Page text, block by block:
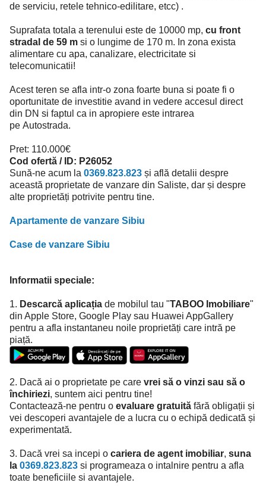
de serviciu, retele tehnico-edilitare, etcc) .
Suprafata totala a terenului este de 10000 mp, cu front
stradal de 59 m si o lungime de 170 m. In zona exista
alimentare cu apa, canalizare, electricitate si
telecomunicatii!
Acest teren se afla intr-o zona foarte buna si poate fi o
oportunitate de investitie avand in vedere accesul direct
din DN si faptul ca in apropiere este intrarea
pe Autostrada.
Pret: 110.000€
Cod ofertă / ID: P26052
Sună-ne acum la 0369.823.823 și află detalii despre
această proprietate de vanzare din Saliste, dar și despre
alte proprietăți potrivite pentru tine.
Apartamente de vanzare Sibiu
Case de vanzare Sibiu
Informatii speciale:
1. Descarcă aplicația de mobilul tau "TABOO Imobiliare"
din Apple Store, Google Play sau Huawei AppGallery
pentru a afla instantaneu noile proprietăți care intră pe
piață.
2. Dacă ai o proprietate pe care vrei să o vinzi sau să o
închiriezi, suntem aici pentru tine!
Contactează-ne pentru o evaluare gratuită fără obligații și
vei descoperi avantajele de a lucra cu o echipă dedicată și
experimentată.
3. Dacă vrei sa incepi o cariera de agent imobiliar, suna
la 0369.823.823 si programeaza o intalnire pentru a afla
toate beneficiile si avantajele.